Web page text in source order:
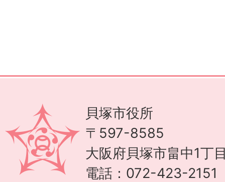
貝塚市役所
〒597-8585
大阪府貝塚市畠中1丁
電話：072-423-2151